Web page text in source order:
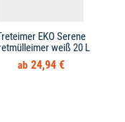
EKO Serene
weiß 20 L
24,94 €